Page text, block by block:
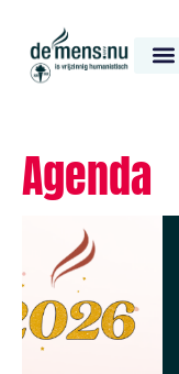
Agenda